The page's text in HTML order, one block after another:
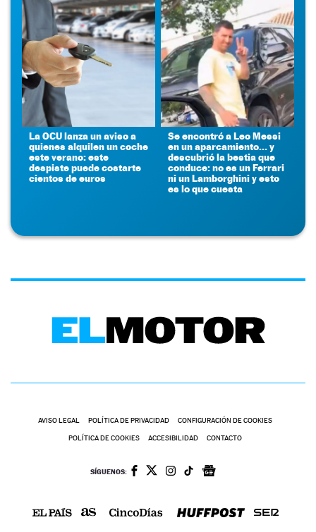
La OCU lanza un aviso a
quienes alquilen un coche
este verano: este
despiste puede costarte
cientos de euros
Se encontró a Leo Messi
en un aparcamiento... y
descubrió la bestia que
conduce: no es un Ferrari
ni un Lamborghini y esto
es lo que cuesta
AVISO LEGAL POLÍTICA DE PRIVACIDAD CONFIGURACIÓN DE COOKIES
POLÍTICA DE COOKIES ACCESIBILIDAD CONTACTO
SÍGUENOS: